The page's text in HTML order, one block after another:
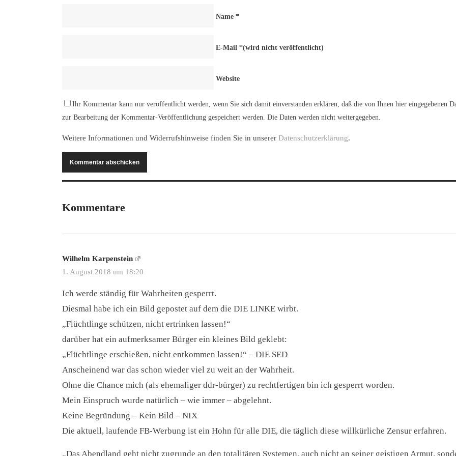
Name *
E-Mail *(wird nicht veröffentlicht)
Website
Ihr Kommentar kann nur veröffentlicht werden, wenn Sie sich damit einverstanden erklären, daß die von Ihnen hier eingegebenen
zur Bearbeitung der Kommentar-Veröffentlichung gespeichert werden. Die Daten werden nicht weitergegeben.
Weitere Informationen und Widerrufshinweise finden Sie in unserer Datenschutzerklärung.
Kommentare
Wilhelm Karpenstein
1. August 2018 um 18:20
Ich werde ständig für Wahrheiten gesperrt.
Diesmal habe ich ein Bild gepostet auf dem die DIE LINKE wirbt.
„Flüchtlinge schützen, nicht ertrinken lassen!“
darüber hat ein aufmerksamer Bürger ein kleines Bild geklebt:
„Flüchtlinge erschießen, nicht entkommen lassen!“ – DIE SED
Anscheinend war das schon wieder viel zu weit an der Wahrheit.
Ohne die Chance mich (als ehemaliger ddr-bürger) zu rechtfertigen bin ich gesperrt worden.
Mein Einspruch wurde natürlich – wie immer – abgelehnt.
Keine Begründung – Kein Bild – NIX
Die aktuell, laufende FB-Werbung ist ein Hohn für alle DIE, die täglich diese willkürliche Zensur erfahren.
„Das Abendland geht nicht zugrunde an den totalitären Systemen, auch nicht an seiner geistigen Armut,